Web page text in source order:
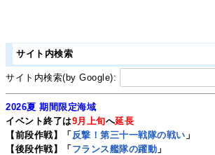
サイト内検索
サイト内検索(by Google):
2026夏 期間限定海域
イベント終了は9月上旬へ延長
【前段作戦】「 反撃！第三十一戦隊の戦い 」
【後段作戦】「フランス艦隊の躍動 」